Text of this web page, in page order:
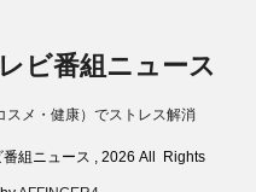
ビ番組ニュース
スメ・健康）でストレス解消
組ニュース , 2026 All Rights